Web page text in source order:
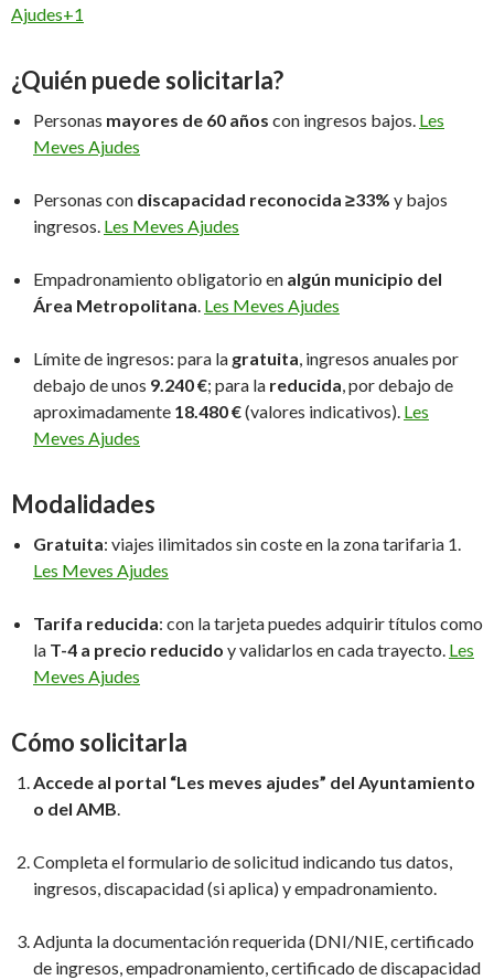
Ajudes+1
¿Quién puede solicitarla?
Personas mayores de 60 años con ingresos bajos. Les
Meves Ajudes
Personas con discapacidad reconocida ≥33% y bajos
ingresos. Les Meves Ajudes
Empadronamiento obligatorio en algún municipio del
Área Metropolitana. Les Meves Ajudes
Límite de ingresos: para la gratuita, ingresos anuales por
debajo de unos 9.240 €; para la reducida, por debajo de
aproximadamente 18.480 €(valores indicativos). Les
Meves Ajudes
Modalidades
Gratuita: viajes ilimitados sin coste en la zona tarifaria 1.
Les Meves Ajudes
Tarifa reducida: con la tarjeta puedes adquirir títulos como
la T-4 a precio reducido y validarlos en cada trayecto. Les
Meves Ajudes
Cómo solicitarla
Accede al portal “Les meves ajudes” del Ayuntamiento
o del AMB.
Completa el formulario de solicitud indicando tus datos,
ingresos, discapacidad (si aplica) y empadronamiento.
Adjunta la documentación requerida (DNI/NIE, certificado
de ingresos, empadronamiento, certificado de discapacidad